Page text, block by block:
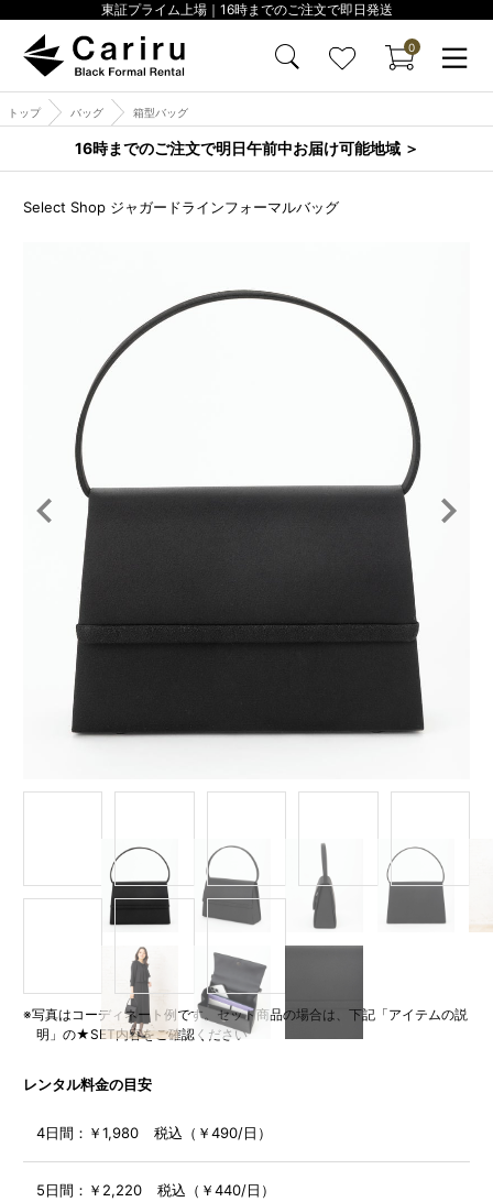
東証プライム上場｜16時までのご注文で即日発送
0
トップ バッグ 箱型バッグ
16時までのご注文で明日午前中お届け可能地域 ＞
Select Shop ジャガードラインフォーマルバッグ
※写真はコーディネート例です。セット商品の場合は、下記「アイテムの説
明」の★SET内容をご確認ください
レンタル料金の目安
4日間： ￥1,980 税込（￥490/日）
5日間： ￥2,220 税込（￥440/日）